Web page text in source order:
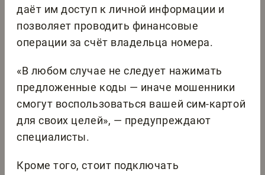
даёт им доступ к личной информации и
позволяет проводить финансовые
операции за счёт владельца номера.
«В любом случае не следует нажимать
предложенные коды — иначе мошенники
смогут воспользоваться вашей сим-картой
для своих целей», — предупреждают
специалисты.
Кроме того, стоит подключать